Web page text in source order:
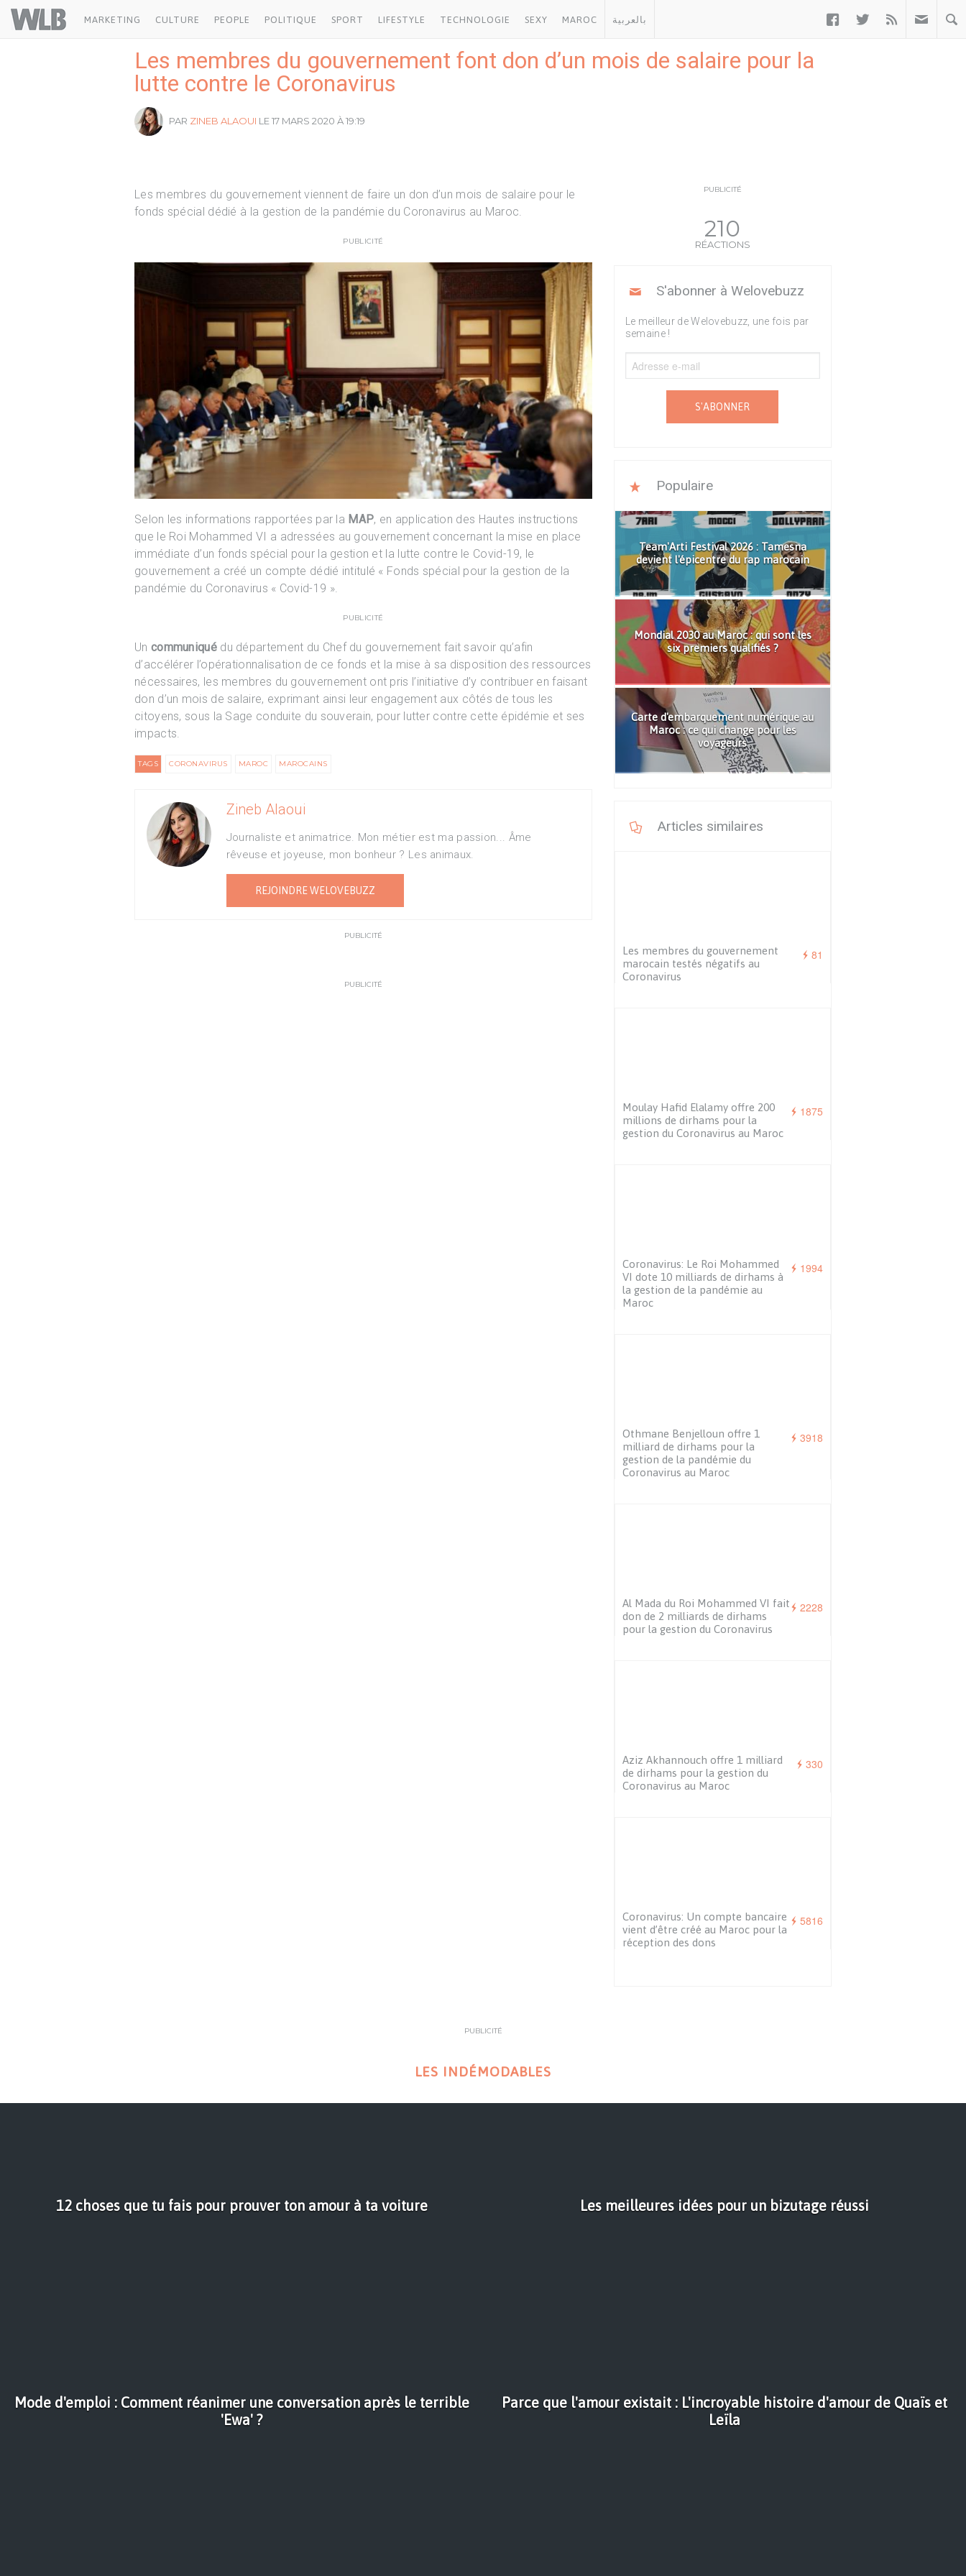
Welovebuzz
MARKETING CULTURE PEOPLE POLITIQUE SPORT LIFESTYLE TECHNOLOGIE SEXY MAROC بالعربية   
Les membres du gouvernement font don d’un mois de salaire pour la
lutte contre le Coronavirus
PAR ZINEB ALAOUI LE 17 MARS 2020 À 19:19
Les membres du gouvernement viennent de faire un don d’un mois de salaire pour le
fonds spécial dédié à la gestion de la pandémie du Coronavirus au Maroc.
PUBLICITÉ
Selon les informations rapportées par la MAP, en application des Hautes instructions
que le Roi Mohammed VI a adressées au gouvernement concernant la mise en place
immédiate d’un fonds spécial pour la gestion et la lutte contre le Covid-19, le
gouvernement a créé un compte dédié intitulé « Fonds spécial pour la gestion de la
pandémie du Coronavirus « Covid-19 ».
PUBLICITÉ
Un communiquédu département du Chef du gouvernement fait savoir qu’afin
d’accélérer l’opérationnalisation de ce fonds et la mise à sa disposition des ressources
nécessaires, les membres du gouvernement ont pris l’initiative d’y contribuer en faisant
don d’un mois de salaire, exprimant ainsi leur engagement aux côtés de tous les
citoyens, sous la Sage conduite du souverain, pour lutter contre cette épidémie et ses
impacts.
TAGS CORONAVIRUS MAROC MAROCAINS
Zineb Alaoui
Journaliste et animatrice. Mon métier est ma passion... Âme
rêveuse et joyeuse, mon bonheur ? Les animaux.
REJOINDRE WELOVEBUZZ
PUBLICITÉ
PUBLICITÉ
PUBLICITÉ
210
RÉACTIONS
S'abonner à Welovebuzz
Le meilleur de Welovebuzz, une fois par
semaine !
S'ABONNER
Populaire
Team'Arti Festival 2026 : Tamesna
devient l'épicentre du rap marocain
Mondial 2030 au Maroc : qui sont les
six premiers qualifiés ?
Carte d'embarquement numérique au
Maroc : ce qui change pour les
voyageurs
Articles similaires
81
Les membres du gouvernement
marocain testés négatifs au
Coronavirus
1875
Moulay Hafid Elalamy offre 200
millions de dirhams pour la
gestion du Coronavirus au Maroc
1994
Coronavirus: Le Roi Mohammed
VI dote 10 milliards de dirhams à
la gestion de la pandémie au
Maroc
3918
Othmane Benjelloun offre 1
milliard de dirhams pour la
gestion de la pandémie du
Coronavirus au Maroc
2228
Al Mada du Roi Mohammed VI fait
don de 2 milliards de dirhams
pour la gestion du Coronavirus
330
Aziz Akhannouch offre 1 milliard
de dirhams pour la gestion du
Coronavirus au Maroc
5816
Coronavirus: Un compte bancaire
vient d’être créé au Maroc pour la
réception des dons
PUBLICITÉ
LES INDÉMODABLES
12 choses que tu fais pour prouver ton amour à ta voiture Les meilleures idées pour un bizutage réussi
Mode d'emploi : Comment réanimer une conversation après le terrible
'Ewa' ?
Parce que l'amour existait : L'incroyable histoire d'amour de Quaïs et
Leïla